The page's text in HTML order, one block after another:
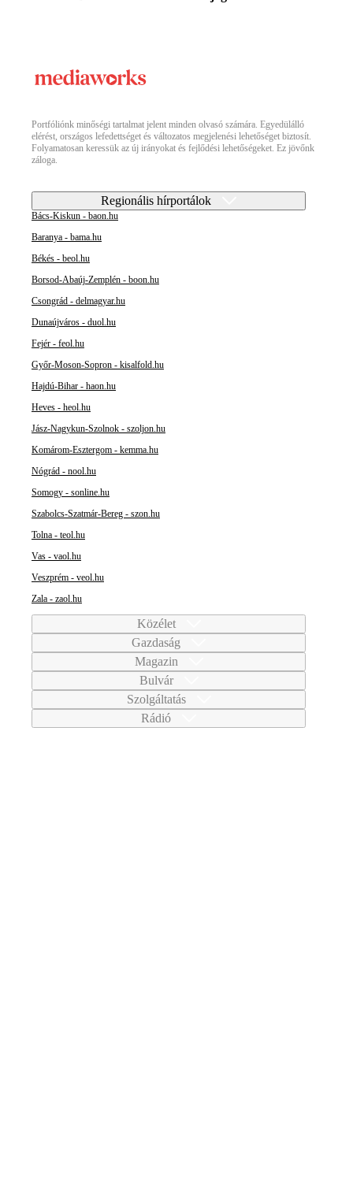
Portfóliónk minőségi tartalmat jelent minden olvasó számára. Egyedülálló
elérést, országos lefedettséget és változatos megjelenési lehetőséget biztosít.
Folyamatosan keressük az új irányokat és fejlődési lehetőségeket. Ez jövőnk
záloga.
Regionális hírportálok
Bács-Kiskun - baon.hu
Baranya - bama.hu
Békés - beol.hu
Borsod-Abaúj-Zemplén - boon.hu
Csongrád - delmagyar.hu
Dunaújváros - duol.hu
Fejér - feol.hu
Győr-Moson-Sopron - kisalfold.hu
Hajdú-Bihar - haon.hu
Heves - heol.hu
Jász-Nagykun-Szolnok - szoljon.hu
Komárom-Esztergom - kemma.hu
Nógrád - nool.hu
Somogy - sonline.hu
Szabolcs-Szatmár-Bereg - szon.hu
Tolna - teol.hu
Vas - vaol.hu
Veszprém - veol.hu
Zala - zaol.hu
Közélet
Gazdaság
Magazin
Bulvár
Szolgáltatás
Rádió